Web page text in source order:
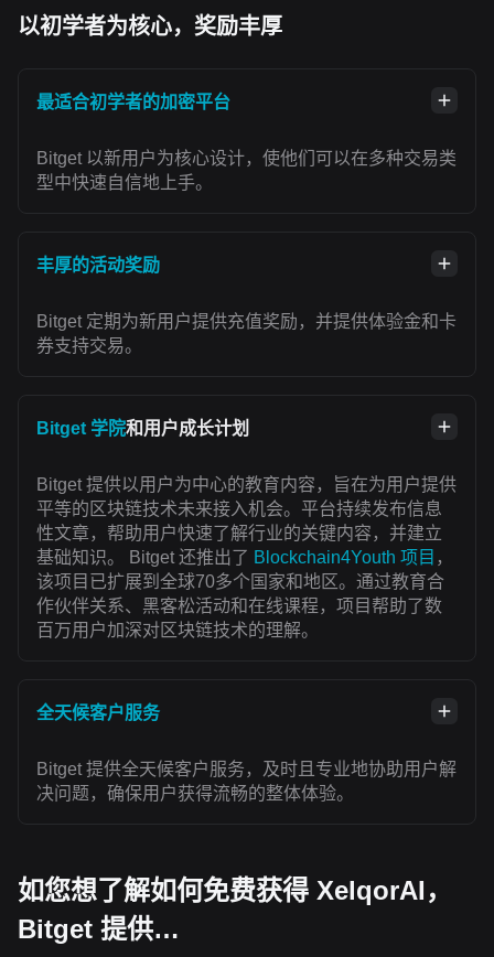
以初学者为核心，奖励丰厚
最适合初学者的加密平台
Bitget 以新用户为核心设计，使他们可以在多种交易类
型中快速自信地上手。
丰厚的活动奖励
Bitget 定期为新用户提供充值奖励，并提供体验金和卡
券支持交易。
Bitget 学院和用户成长计划
Bitget 提供以用户为中心的教育内容，旨在为用户提供
平等的区块链技术未来接入机会。平台持续发布信息
性文章，帮助用户快速了解行业的关键内容，并建立
基础知识。 Bitget 还推出了 Blockchain4Youth 项目 ，
该项目已扩展到全球70多个国家和地区。通过教育合
作伙伴关系、黑客松活动和在线课程，项目帮助了数
百万用户加深对区块链技术的理解。
全天候客户服务
Bitget 提供全天候客户服务，及时且专业地协助用户解
决问题，确保用户获得流畅的整体体验。
如您想了解如何免费获得 XelqorAI，
Bitget 提供…